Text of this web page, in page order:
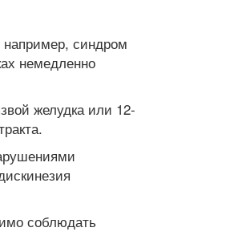
например, синдром
немедленно
желудка или 12-
соблюдать